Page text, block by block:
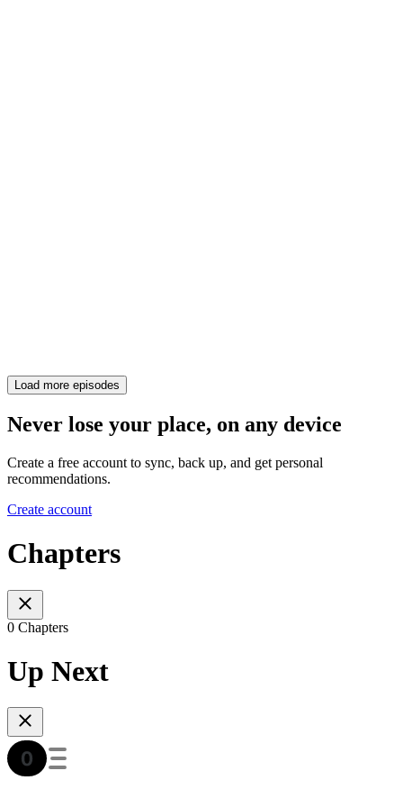
Load more episodes
Never lose your place, on any device
Create a free account to sync, back up, and get personal
recommendations.
Create account
Chapters
0 Chapters
Up Next